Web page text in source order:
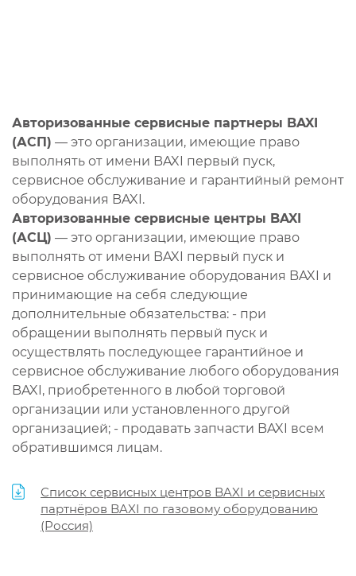
Авторизованные сервисные партнеры BAXI
(АСП) — это организации, имеющие право
выполнять от имени BAXI первый пуск,
сервисное обслуживание и гарантийный ремонт
оборудования BAXI.
Авторизованные сервисные центры BAXI
(АСЦ) — это организации, имеющие право
выполнять от имени BAXI первый пуск и
сервисное обслуживание оборудования BAXI и
принимающие на себя следующие
дополнительные обязательства: - при
обращении выполнять первый пуск и
осуществлять последующее гарантийное и
сервисное обслуживание любого оборудования
BAXI, приобретенного в любой торговой
организации или установленного другой
организацией; - продавать запчасти BAXI всем
обратившимся лицам.
Список сервисных центров BAXI и сервисных
партнёров BAXI по газовому оборудованию
(Россия)